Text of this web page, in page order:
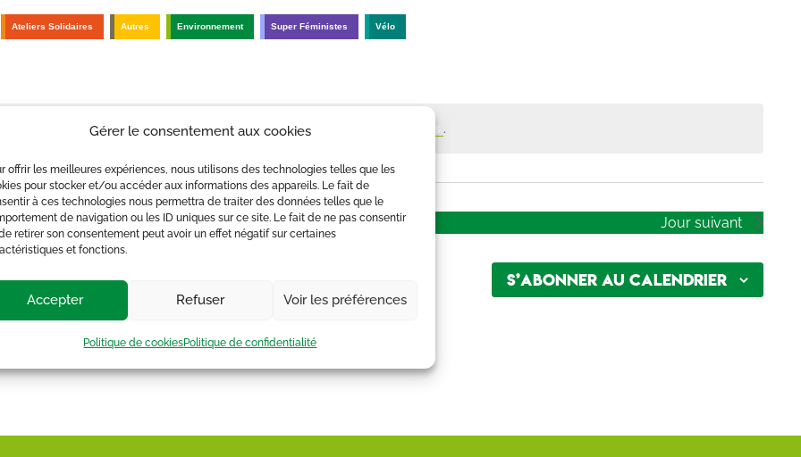
Gérer le consentement aux cookies
offrir les meilleures expériences, nous utilisons des technologies telles que les
pour stocker et/ou accéder aux informations des appareils. Le fait de
à ces technologies nous permettra de traiter des données telles que le
de navigation ou les ID uniques sur ce site. Le fait de ne pas consentir
retirer son consentement peut avoir un effet négatif sur certaines
et fonctions.
Accepter Refuser Voir les préférences
Politique de cookiesPolitique de confidentialité
évènements planifié pour 3 avril 2026. Passer aux .
Ateliers Solidaires Autres Environnement Super Féministes Vélo
Jour suivant
S’abonner au calendrier